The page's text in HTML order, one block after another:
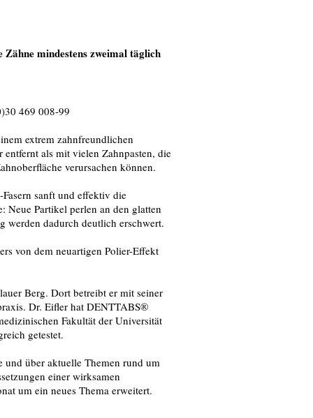
mindestens zweimal täglich
469 008-99
extrem zahnfreundlichen
als mit vielen Zahnpasten, die
verursachen können.
sanft und effektiv die
Neue Partikel perlen an den glatten
werden dadurch deutlich erschwert.
von dem neuartigen Polier-Effekt
Berg. Dort betreibt er mit seiner
Dr. Eifler hat DENTTABS®
Fakultät der Universität
getestet.
über aktuelle Themen rund um
einer wirksamen
um ein neues Thema erweitert.